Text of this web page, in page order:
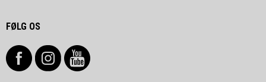
FØLG OS